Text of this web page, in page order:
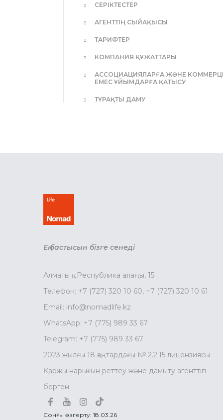
СЕРІКТЕСТЕР
АГЕНТТІҢ СЫЙАҚЫСЫ
ТАРИФТЕР
КОМПАНИЯ ҚҰЖАТТАРЫ
АССОЦИАЦИЯЛАРҒА ЖӘНЕ
ЕМЕС ҰЙЫМДАРҒА ҚАТЫСУ
ТҰРАҚТЫ ДАМУ
Ең бастысын бізге сенеді
Алматы қ., Республика алаңы, 15
Телефон: +7 (727) 320 10 60, +7 (727) 320 10 61
Email: info@nomadlife.kz
WhatsApp: +7 (775) 989 33 67
Telegram: +7 (775) 989 33 67
2023 жылғы 18 қаңтардағы № 2.2.15 лицензиясы
Қаржы нарығын реттеу және дамыту агенттігі
берген
Соңғы өзгерту: 18.03.26